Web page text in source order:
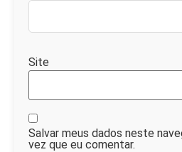
Site
Salvar meus dados neste
vez que eu comentar.